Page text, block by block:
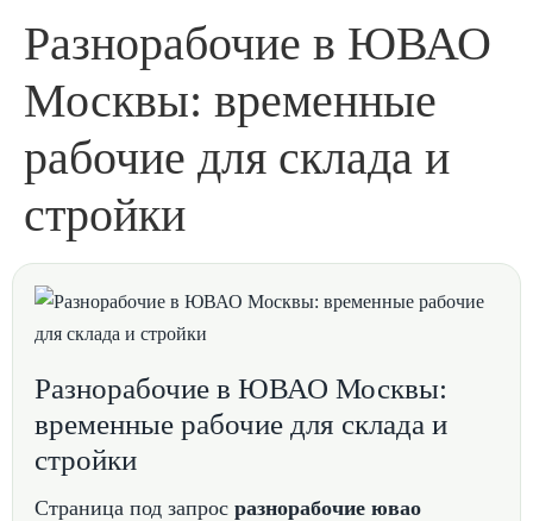
Разнорабочие в ЮВАО
Москвы: временные
рабочие для склада и
стройки
Разнорабочие в ЮВАО Москвы:
временные рабочие для склада и
стройки
Страница под запрос разнорабочие ювао